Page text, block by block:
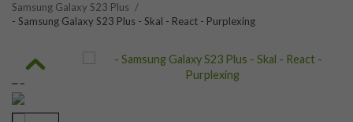
Samsung Galaxy S23 Plus /
- Samsung Galaxy S23 Plus - Skal - React - Purplexing